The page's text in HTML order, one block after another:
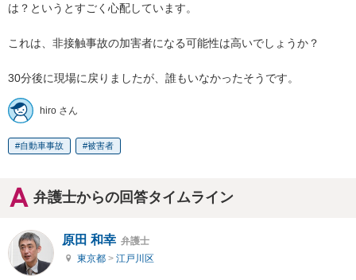
は？というとすごく心配しています。
これは、非接触事故の加害者になる可能性は高いでしょうか？
30分後に現場に戻りましたが、誰もいなかったそうです。
hiro さん
自動車事故 被害者
弁護士からの回答タイムライン
原田 和幸 弁護士
東京都 > 江戸川区